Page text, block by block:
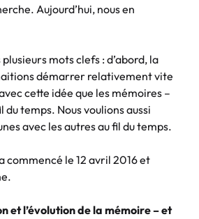
Aujourd’hui, nous en
mots clefs : d’abord, la
démarrer relativement vite
cette idée que les mémoires –
temps. Nous voulions aussi
avec les autres au fil du temps.
commencé le 12 avril 2016 et
et l’évolution de la mémoire – et